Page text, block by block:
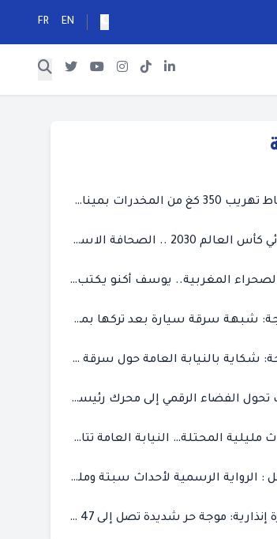
EN
FR
إحباط تهريب 350 كغ من المخدرات بميناء طنجة المتوسط
نهائي كأس العالم 2030 .. الصحافة الاسبانية قلقة من حسم الملف لصالح المغرب و”تتهم رئيس الفيفا”
من الصحراء المغربية.. يوسف أكنو يكتب عن أزمة سبتة المحتلة ويؤكد ان الهجرة السرية ليست حلا وبناء الوطن هو الخيار الأفضل
طنجة: شبهة سرقة سيارة بعد تركها بمحل ميكانيك للإصلاح
طنجة: شكاية بالنيابة العامة حول سرقة سيارة تركها صاحبها بمحل ميكانيك للإصلاح
كيف تحول الفضاء الرقمي إلى محرك رئيسي لأحداث الهجرة في سبتة؟
أحداث مليلية المحتلة… النيابة العامة تتابع 50 متورطا في محاولة اقتحام السياح الحدودي بتهم ثقيلة
عاجل : الرواية الرسمية لأحداث سبتة ومليلية المحتلتين (وزارة الداخلية)
نشرة إنذارية: موجة حر شديدة تصل إلى 47 درجة بمختلف مناطق المغرب